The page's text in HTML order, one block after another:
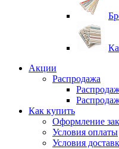
Акции
Распродажа
Как купить
Оформление
Условия оплаты
Условия